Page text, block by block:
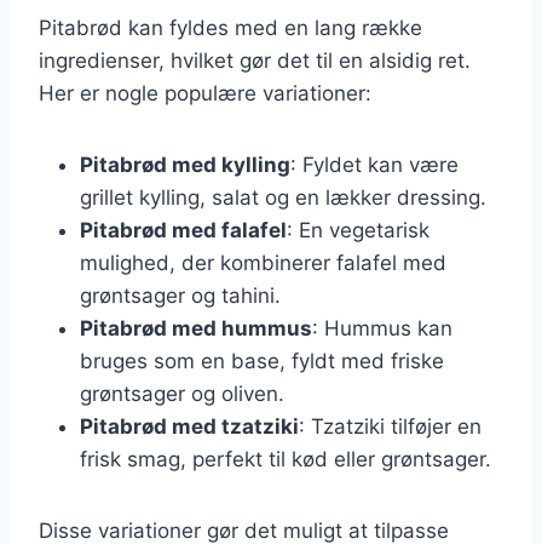
Pitabrød kan fyldes med en lang række
ingredienser, hvilket gør det til en alsidig ret.
Her er nogle populære variationer:
Pitabrød med kylling: Fyldet kan være
grillet kylling, salat og en lækker dressing.
Pitabrød med falafel: En vegetarisk
mulighed, der kombinerer falafel med
grøntsager og tahini.
Pitabrød med hummus: Hummus kan
bruges som en base, fyldt med friske
grøntsager og oliven.
Pitabrød med tzatziki: Tzatziki tilføjer en
frisk smag, perfekt til kød eller grøntsager.
Disse variationer gør det muligt at tilpasse